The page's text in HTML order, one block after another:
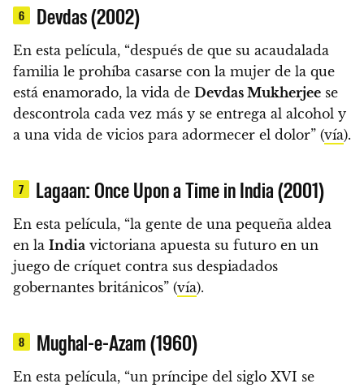
6 Devdas (2002)
En esta película, “después de que su acaudalada
familia le prohíba casarse con la mujer de la que
está enamorado, la vida de Devdas Mukherjee se
descontrola cada vez más y se entrega al alcohol y
a una vida de vicios para adormecer el dolor” (vía).
7 Lagaan: Once Upon a Time in India (2001)
En esta película, “la gente de una pequeña aldea
en la India victoriana apuesta su futuro en un
juego de críquet contra sus despiadados
gobernantes británicos” (vía).
8 Mughal-e-Azam (1960)
En esta película, “un príncipe del siglo XVI se